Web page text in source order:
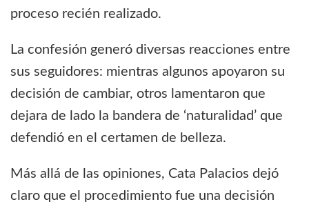
proceso recién realizado.
La confesión generó diversas reacciones entre
sus seguidores: mientras algunos apoyaron su
decisión de cambiar, otros lamentaron que
dejara de lado la bandera de ‘naturalidad’ que
defendió en el certamen de belleza.
Más allá de las opiniones, Cata Palacios dejó
claro que el procedimiento fue una decisión